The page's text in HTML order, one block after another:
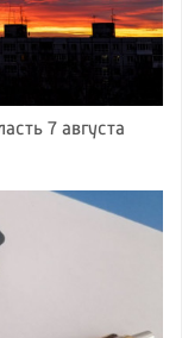
7 августа